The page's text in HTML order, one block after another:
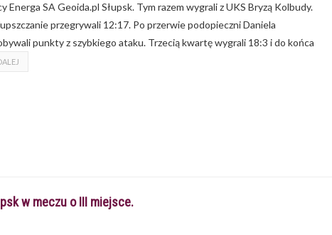
SA Geoida.pl Słupsk. Tym razem wygrali z UKS Bryzą Kolbudy.
przegrywali 12:17. Po przerwie podopieczni Daniela
punkty z szybkiego ataku. Trzecią kwartę wygrali 18:3 i do końca
w meczu o III miejsce.